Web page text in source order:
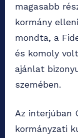
magasabb
kormány
mondta, a
és komoly
ajánlat
szemében.
Az interjúban
kormányzati